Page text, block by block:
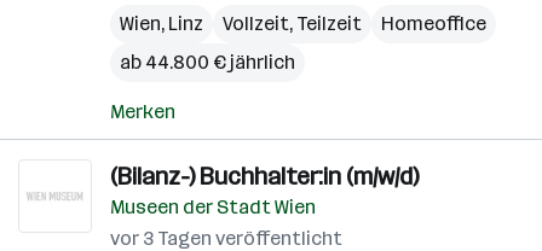
Wien, Linz Vollzeit, Teilzeit
Homeoffice
ab 44.800 € jährlich
Merken
(Bilanz-) Buchhalter:in (m/w/d)
Museen der Stadt Wien
vor 3 Tagen veröffentlicht